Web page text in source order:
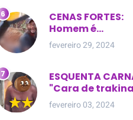
CENAS FORTES:
Homem é
brutalmente
e morto a golpes
fevereiro 29, 2024
ESQUENTA
"Cara de
dança seminua
meio da rua na
fevereiro 03, 2024